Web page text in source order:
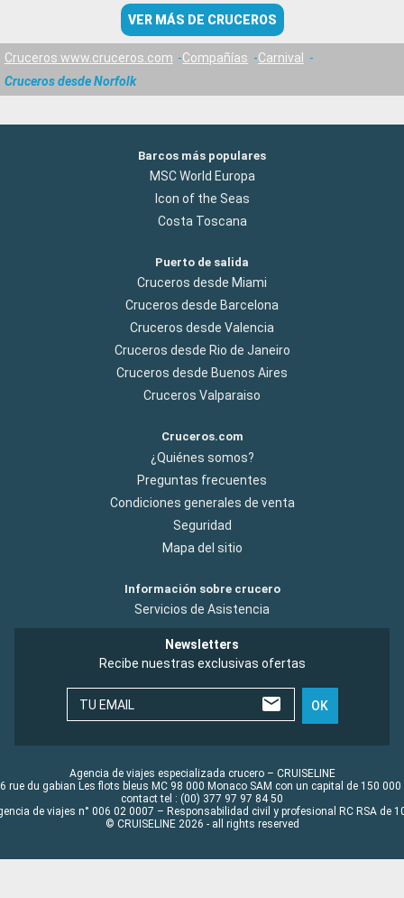
VER MÁS DE CRUCEROS
Cruceros www.cruceros.com Compañías
Carnival
Cruceros desde Norfolk
Barcos más populares
MSC World Europa
Icon of the Seas
Costa Toscana
Puerto de salida
Cruceros desde Miami
Cruceros desde Barcelona
Cruceros desde Valencia
Cruceros desde Rio de Janeiro
Cruceros desde Buenos Aires
Cruceros Valparaiso
Cruceros.com
¿Quiénes somos?
Preguntas frecuentes
Condiciones generales de venta
Seguridad
Mapa del sitio
Información sobre crucero
Servicios de Asistencia
Newsletters
Recibe nuestras exclusivas ofertas
TU EMAIL OK
Agencia de viajes especializada crucero – CRUISELINE
rue du gabian Les flots bleus MC 98 000 Monaco SAM con un capital de 150 000
contact tel : (00) 377 97 97 84 50
de viajes n° 006 02 0007 – Responsabilidad civil y profesional RC RSA de
© CRUISELINE 2026 - all rights reserved